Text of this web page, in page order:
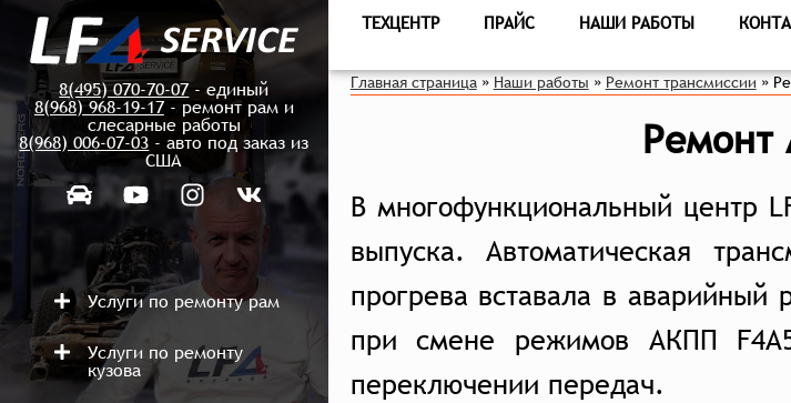
8(495) 070-70-07- единый
8(968) 968-19-17- ремонт рам и
слесарные работы
8(968) 006-07-03 - авто под заказ из
США
Услуги по ремонту рам
Услуги по ремонту
кузова
ТЕХЦЕНТР ПРАЙС НАШИ РАБОТЫ
Главная страница»Наши работы»Ремонт трансмиссии»
Ремонт
В многофункциональный центр
выпуска. Автоматическая
прогрева вставала в
при смене режимов АКПП
переключении передач.